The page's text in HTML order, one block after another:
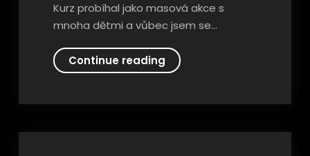
Kurz probíhal jako masová akce s
mnoha dětmi a vůbec jsem se…
Continue readingPlavání
je
Společnosti